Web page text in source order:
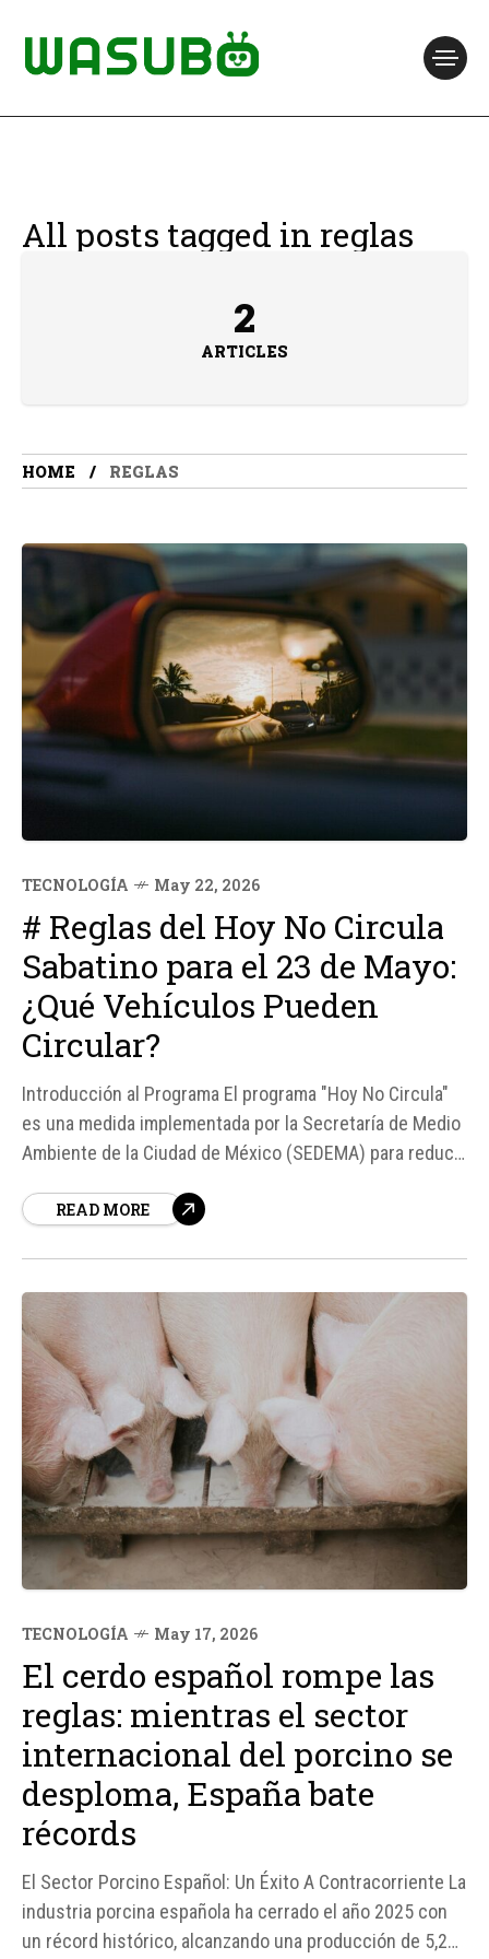
All posts tagged in reglas
2
ARTICLES
HOME REGLAS
TECNOLOGÍA May 22, 2026
# Reglas del Hoy No Circula
Sabatino para el 23 de Mayo:
¿Qué Vehículos Pueden
Circular?
Introducción al Programa El programa "Hoy No Circula"
es una medida implementada por la Secretaría de Medio
Ambiente de la Ciudad de México (SEDEMA) para reducir
iniciativa no solo afecta a los vehículos que circulan en
READ MORE
TECNOLOGÍA May 17, 2026
El cerdo español rompe las
reglas: mientras el sector
internacional del porcino se
desploma, España bate
récords
El Sector Porcino Español: Un Éxito A Contracorriente La
industria porcina española ha cerrado el año 2025 con
un récord histórico, alcanzando una producción de 5,27